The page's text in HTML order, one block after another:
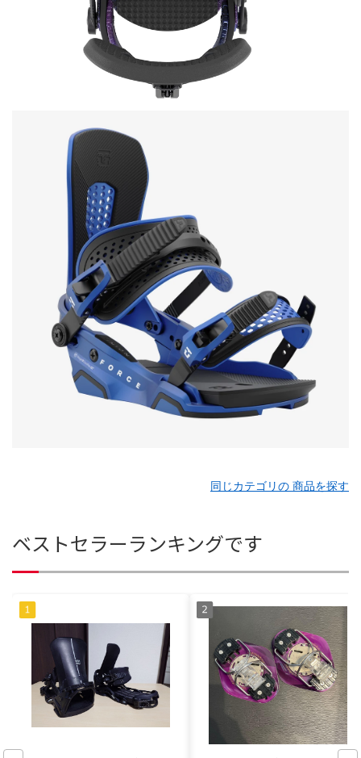
同じカテゴリの 商品を探す
ベストセラーランキングです